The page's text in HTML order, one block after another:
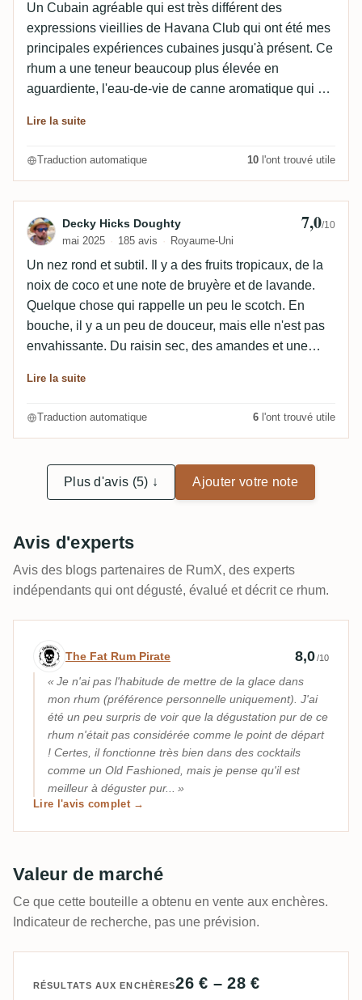
Un Cubain agréable qui est très différent des
expressions vieillies de Havana Club qui ont été mes
principales expériences cubaines jusqu'à présent. Ce
rhum a une teneur beaucoup plus élevée en
aguardiente, l'eau-de-vie de canne aromatique qui a
retour. Pour cette raison, ce rhum rappelle beaucoup
pas aussi extrême que le 70% d'aguardiente qu'il
mauvaise que la plupart des rhums vénézuéliens à
bas et moyen prix. J'ai hâte de l'utiliser dans quelques
cocktails et de voir comment il se comporte. A 40€,
c'est un achat assez décent quand on est à la
recherche d'un rhum de style espagnol.
Lire la suite
Traduction automatique 10 l'ont trouvé utile
Avis de Decky Hicks Doughty
Decky Hicks Doughty
mai 2025 185 avis Royaume-Uni
7,0/10
Un nez rond et subtil. Il y a des fruits tropicaux, de la
noix de coco et une note de bruyère et de lavande.
Quelque chose qui rappelle un peu le scotch. En
bouche, il y a un peu de douceur, mais elle n'est pas
envahissante. Du raisin sec, des amandes et une
moyenne. Le miel et la pomme verte du palais
tout. Il n'épatera pas les connaisseurs, mais par une
Lire la suite
Traduction automatique 6 l'ont trouvé utile
Plus d'avis (5) ↓ Ajouter votre note
Avis d'experts
Avis des blogs partenaires de RumX, des experts
indépendants qui ont dégusté, évalué et décrit ce rhum.
Avis d’expert par The Fat Rum Pirate
The Fat Rum Pirate 8,0/10
Je n'ai pas l'habitude de mettre de la glace dans
mon rhum (préférence personnelle uniquement). J'ai
été un peu surpris de voir que la dégustation pur de ce
rhum n'était pas considérée comme le point de départ
! Certes, il fonctionne très bien dans des cocktails
comme un Old Fashioned, mais je pense qu'il est
meilleur à déguster pur...
Lire l'avis complet →
Valeur de marché
Ce que cette bouteille a obtenu en vente aux enchères.
Indicateur de recherche, pas une prévision.
RÉSULTATS AUX ENCHÈRES26 € – 28 €